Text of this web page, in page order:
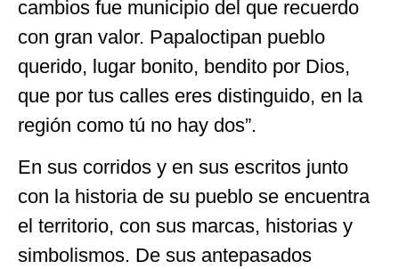
cambios fue municipio del que recuerdo
con gran valor. Papaloctipan pueblo
querido, lugar bonito, bendito por Dios,
que por tus calles eres distinguido, en la
región como tú no hay dos”.
En sus corridos y en sus escritos junto
con la historia de su pueblo se encuentra
el territorio, con sus marcas, historias y
simbolismos. De sus antepasados